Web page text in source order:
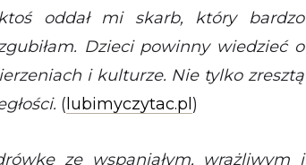
oddał mi skarb, który bardzo
Dzieci powinny wiedzieć o
i kulturze. Nie tylko zresztą
( lubimyczytac.pl )
ze wspaniałym, wrażliwym i